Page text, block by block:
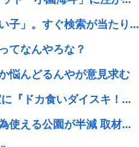
子」。すぐ検索が当たり...
てなんやろな？
悩んどるんやが意見求む
『ドカ食いダイスキ！...
使える公園が半減 取材...